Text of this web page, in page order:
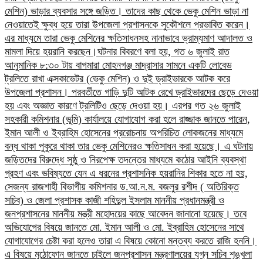
মেশিন) ভাড়ার ব্যবসার সঙ্গে জড়িত। তাদের কাছ থেকে ভেকু মেশিন ভাড়া না
নেওয়াতেই ক্ষুব্ধ হয়ে তারা উপজেলা প্রশাসনকে সুকৌশলে প্রভাবিত করেন।
এর মাধ্যমে তারা ভেকু মেশিনের ক্ষতিসাধনসহ নানাভাবে ভ্রাম্যমাণ আদালত ও
মামলা দিয়ে হয়রানি করছেন।​ঘটনার বিবরণে বলা হয়, গত ৬ জুলাই রাত
আনুমানিক ৮:৩০ টায় বাগমারা মোহনগঞ্জ মাদ্রাসার সামনে একটি লোবেড
ট্রলিতে রাখা এক্সকাভেটর (ভেকু মেশিন) ও দুই ড্রাইভারকে আটক করে
উপজেলা প্রশাসন। পরবর্তীতে গাড়ি দুটি আটক রেখে ড্রাইভারদের ছেড়ে দেওয়া
হয় এবং অজ্ঞাত কারণে ট্রলিটিও ছেড়ে দেওয়া হয়। এরপর গত ২৬ জুলাই
সহকারী কমিশনার (ভূমি) কার্যালয়ে যোগাযোগ করা হলে রাজ্জাক জানতে পারেন,
ইমান আলী ও ইব্রাহিম হোসেনের প্ররোচনায় অপরিচিত লোকজনের মাধ্যমে
বন্ধ থাকা পুকুরে থাকা তার ভেকু মেশিনেরও ক্ষতিসাধন করা হয়েছে।​ এ ঘটনায়
জড়িতদের বিরুদ্ধে সুষ্ঠু ও নিরপেক্ষ তদন্তের মাধ্যমে কঠোর আইনি ব্যবস্থা
গ্রহণ এবং ভবিষ্যতে যেন এ ধরনের প্রশাসনিক হয়রানির শিকার হতে না হয়,
সেজন্য রাজশাহী বিভাগীয় কমিশনার ড.আ.ন.ম. বজলুর রশীদ ( অতিরিক্ত
সচিব) ও জেলা প্রশাসক কাজী শহিদুল ইসলাম মাননীয় প্রধানমন্ত্রী ও
জনপ্রশাসনের মাননীয় মন্ত্রী মহোদয়ের কাছে আবেদন জানানো হয়েছে।​ তবে
অভিযোগের বিষয়ে জানতে মো. ইমান আলী ও মো. ইব্রাহিম হোসেনের সাথে
যোগাযোগের চেষ্টা করা হলেও তারা এ বিষয়ে কোনো মন্তব্য করতে রাজি হননি।
এ বিষয়ে মুঠোফোন জানতে চাইলে জনপ্রশাসন মন্ত্রণালয়ের যুগ্ন সচিব শৃঙ্খলা